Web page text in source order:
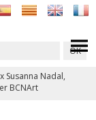
Susanna Nadal,
BCNArt